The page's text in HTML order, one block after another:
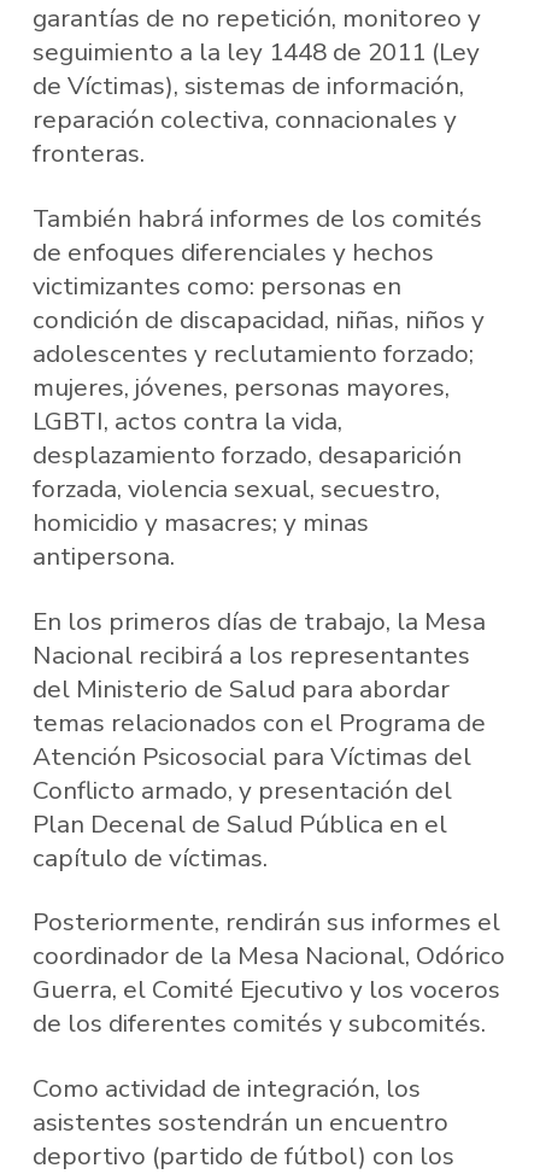
garantías de no repetición, monitoreo y
seguimiento a la ley 1448 de 2011 (Ley
de Víctimas), sistemas de información,
reparación colectiva, connacionales y
fronteras.
También habrá informes de los comités
de enfoques diferenciales y hechos
victimizantes como: personas en
condición de discapacidad, niñas, niños y
adolescentes y reclutamiento forzado;
mujeres, jóvenes, personas mayores,
LGBTI, actos contra la vida,
desplazamiento forzado, desaparición
forzada, violencia sexual, secuestro,
homicidio y masacres; y minas
antipersona.
En los primeros días de trabajo, la Mesa
Nacional recibirá a los representantes
del Ministerio de Salud para abordar
temas relacionados con el Programa de
Atención Psicosocial para Víctimas del
Conflicto armado, y presentación del
Plan Decenal de Salud Pública en el
capítulo de víctimas.
Posteriormente, rendirán sus informes el
coordinador de la Mesa Nacional, Odórico
Guerra, el Comité Ejecutivo y los voceros
de los diferentes comités y subcomités.
Como actividad de integración, los
asistentes sostendrán un encuentro
deportivo (partido de fútbol) con los